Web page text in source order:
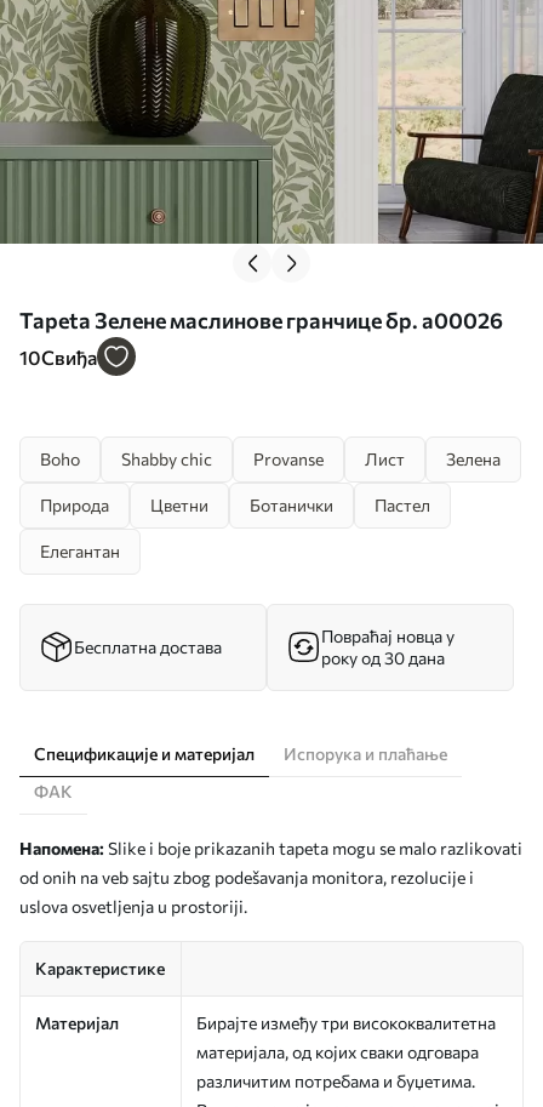
Tapeta Зелене маслинове гранчице бр. a00026
10Свиђа
Boho Shabby chic Provanse Лист Зелена
Природа Цветни Ботанички Пастел
Елегантан
Бесплатна достава
Повраћај новца у
року од 30 дана
Спецификације и материјал
Испорука и плаћање
ФАК
Напомена: Slike i boje prikazanih tapeta mogu se malo razlikovati
od onih na veb sajtu zbog podešavanja monitora, rezolucije i
uslova osvetljenja u prostoriji.
Карактеристике
Материјал
Бирајте између три висококвалитетна
материјала, од којих сваки одговара
различитим потребама и буџетима.